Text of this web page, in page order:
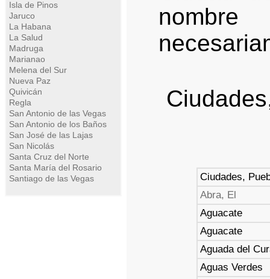
Isla de Pinos
Jaruco
La Habana
La Salud
Madruga
Marianao
Melena del Sur
Nueva Paz
Quivicán
Regla
San Antonio de las Vegas
San Antonio de los Baños
San José de las Lajas
San Nicolás
Santa Cruz del Norte
Santa María del Rosario
Santiago de las Vegas
Ciudades,
Abra, El
Aguacate
Aguacate
Aguada del
Aguas Verdes